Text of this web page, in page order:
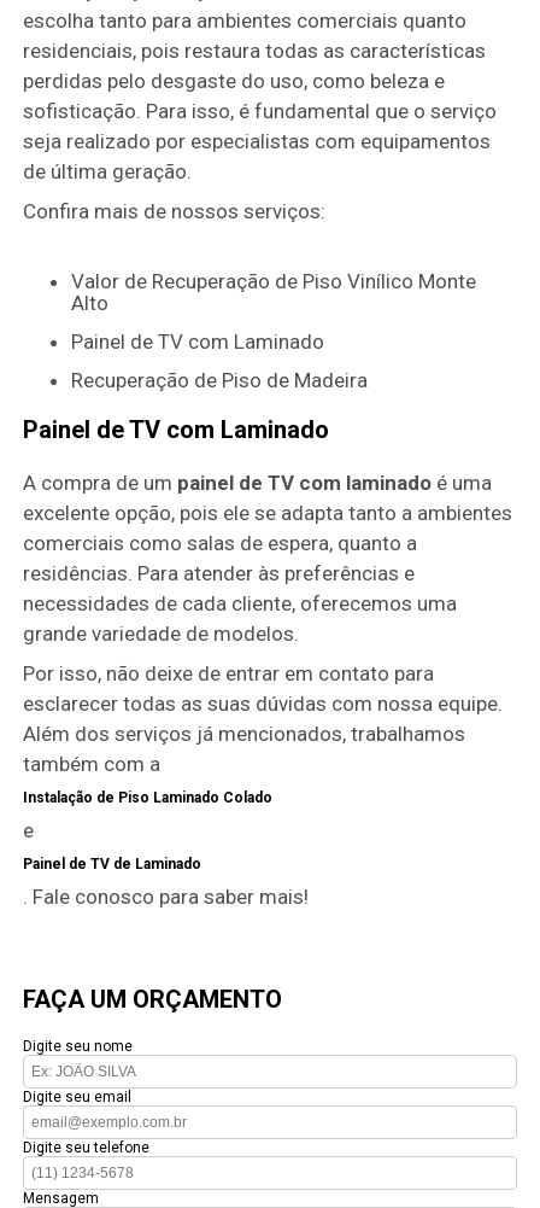
escolha tanto para ambientes comerciais quanto
residenciais, pois restaura todas as características
perdidas pelo desgaste do uso, como beleza e
sofisticação. Para isso, é fundamental que o serviço
seja realizado por especialistas com equipamentos
de última geração.
Confira mais de nossos serviços:
Valor de Recuperação de Piso Vinílico Monte
Alto
Painel de TV com Laminado
Recuperação de Piso de Madeira
Painel de TV com Laminado
A compra de um painel de TV com laminado é uma
excelente opção, pois ele se adapta tanto a ambientes
comerciais como salas de espera, quanto a
residências. Para atender às preferências e
necessidades de cada cliente, oferecemos uma
grande variedade de modelos.
Por isso, não deixe de entrar em contato para
esclarecer todas as suas dúvidas com nossa equipe.
Além dos serviços já mencionados, trabalhamos
também com a
Instalação de Piso Laminado Colado
e
Painel de TV de Laminado
. Fale conosco para saber mais!
FAÇA UM ORÇAMENTO
Digite seu nome
Digite seu email
Digite seu telefone
Mensagem